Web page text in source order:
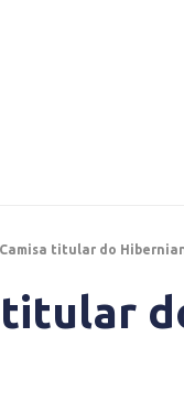
Camisa titular do